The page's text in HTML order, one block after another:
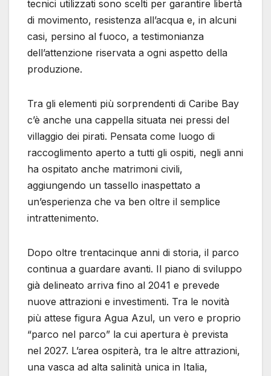
tecnici utilizzati sono scelti per garantire libertà
di movimento, resistenza all’acqua e, in alcuni
casi, persino al fuoco, a testimonianza
dell’attenzione riservata a ogni aspetto della
produzione.
Tra gli elementi più sorprendenti di Caribe Bay
c’è anche una cappella situata nei pressi del
villaggio dei pirati. Pensata come luogo di
raccoglimento aperto a tutti gli ospiti, negli anni
ha ospitato anche matrimoni civili,
aggiungendo un tassello inaspettato a
un’esperienza che va ben oltre il semplice
intrattenimento.
Dopo oltre trentacinque anni di storia, il parco
continua a guardare avanti. Il piano di sviluppo
già delineato arriva fino al 2041 e prevede
nuove attrazioni e investimenti. Tra le novità
più attese figura Agua Azul, un vero e proprio
“parco nel parco” la cui apertura è prevista
nel 2027. L’area ospiterà, tra le altre attrazioni,
una vasca ad alta salinità unica in Italia,